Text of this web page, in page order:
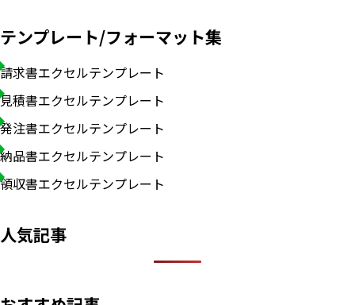
テンプレート/フォーマット集
請求書エクセルテンプレート
見積書エクセルテンプレート
発注書エクセルテンプレート
納品書エクセルテンプレート
領収書エクセルテンプレート
人気記事